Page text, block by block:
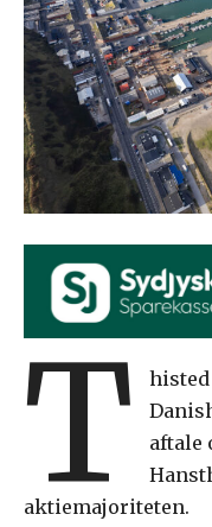
T
histed
aftale
aktiemajoriteten.